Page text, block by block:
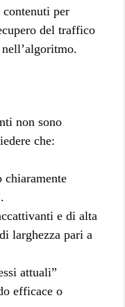
per
del traffico
non sono
che:
e di alta
larghezza pari a
attuali”
efficace o